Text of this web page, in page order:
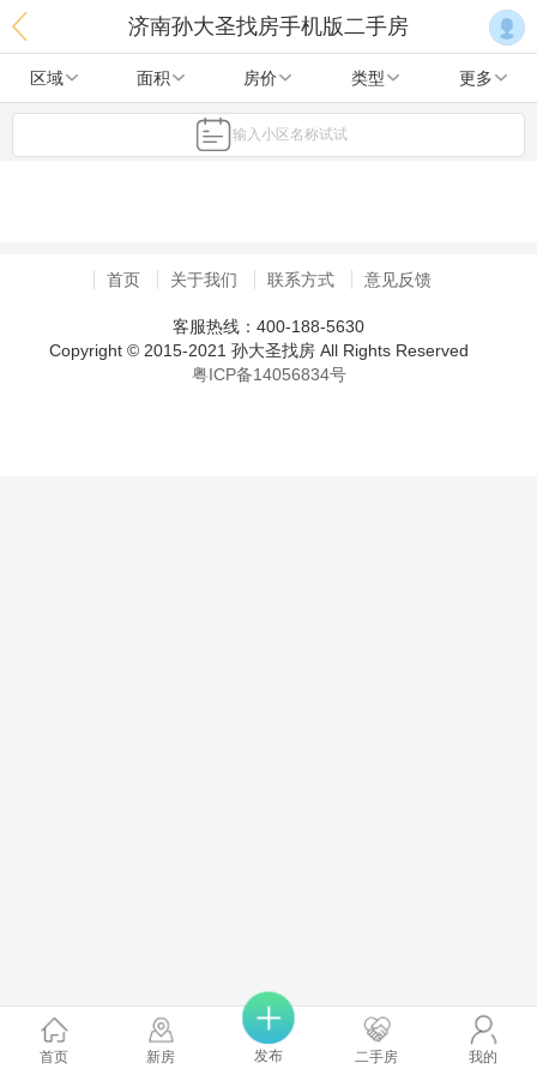
济南孙大圣找房手机版二手房
区域 面积 房价 类型 更多
输入小区名称试试
首页 新房 发布 二手房 我的
首页 关于我们 联系方式 意见反馈
客服热线：400-188-5630
Copyright © 2015-2021 孙大圣找房 All Rights Reserved
粤ICP备14056834号